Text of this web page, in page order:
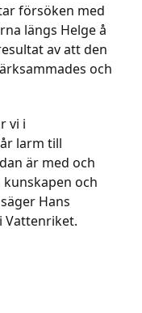
försöken med
längs Helge å
av att den
och
vi i
larm till
är med och
och
Hans
Vattenriket.